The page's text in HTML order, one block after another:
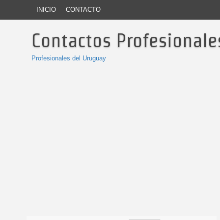
INICIO CONTACTO
Contactos
Profesionales del Uruguay